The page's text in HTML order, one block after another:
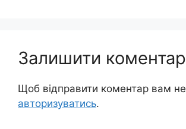
Залишити коментар
Щоб відправити коментар вам
авторизуватись.